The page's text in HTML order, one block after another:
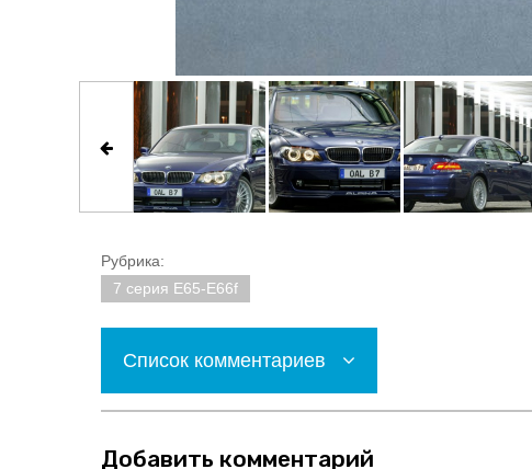
Рубрика:
7 серия E65-E66f
Список комментариев
Добавить комментарий